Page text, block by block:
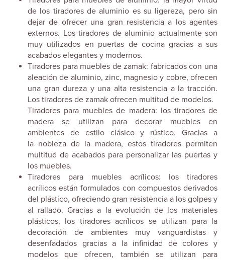
de los tiradores de aluminio es su ligereza, pero sin
dejar de ofrecer una gran resistencia a los agentes
externos. Los tiradores de aluminio actualmente son
muy utilizados en puertas de cocina gracias a sus
acabados elegantes y modernos.
Tiradores para muebles de zamak: fabricados con una
aleación de aluminio, zinc, magnesio y cobre, ofrecen
una gran dureza y una alta resistencia a la tracción.
Los tiradores de zamak ofrecen multitud de modelos.
Tiradores para muebles de madera: los tiradores de
madera se utilizan para decorar muebles en
ambientes de estilo clásico y rústico. Gracias a
la nobleza de la madera, estos tiradores permiten
multitud de acabados para personalizar las puertas y
los muebles.
Tiradores para muebles acrílicos: los tiradores
acrílicos están formulados con compuestos derivados
del plástico, ofreciendo gran resistencia a los golpes y
al rallado. Gracias a la evolución de los materiales
plásticos, los tiradores acrílicos se utilizan para la
decoración de ambientes muy vanguardistas y
desenfadados gracias a la infinidad de colores y
modelos que ofrecen, también se utilizan para